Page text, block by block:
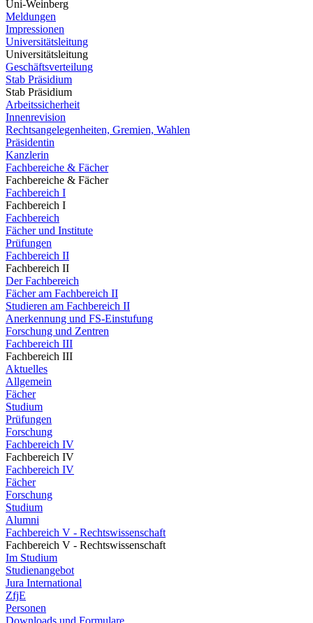
Uni-Weinberg
Meldungen
Impressionen
Universitätsleitung
Universitätsleitung
Geschäftsverteilung
Stab Präsidium
Stab Präsidium
Arbeitssicherheit
Innenrevision
Rechtsangelegenheiten, Gremien, Wahlen
Präsidentin
Kanzlerin
Fachbereiche & Fächer
Fachbereiche & Fächer
Fachbereich I
Fachbereich I
Fachbereich
Fächer und Institute
Prüfungen
Fachbereich II
Fachbereich II
Der Fachbereich
Fächer am Fachbereich II
Studieren am Fachbereich II
Anerkennung und FS-Einstufung
Forschung und Zentren
Fachbereich III
Fachbereich III
Aktuelles
Allgemein
Fächer
Studium
Prüfungen
Forschung
Fachbereich IV
Fachbereich IV
Fachbereich IV
Fächer
Forschung
Studium
Alumni
Fachbereich V - Rechtswissenschaft
Fachbereich V - Rechtswissenschaft
Im Studium
Studienangebot
Jura International
ZfjE
Personen
Downloads und Formulare